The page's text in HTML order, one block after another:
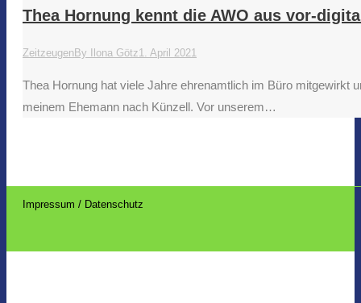
Thea Hornung kennt die AWO aus vor-
ZeitzeugenBy Ilona Götz1. April 2021
Thea Hornung hat viele Jahre ehrenamtlich im Büro
meinem Ehemann nach Künzell. Vor unserem…
Impressum / Datenschutz